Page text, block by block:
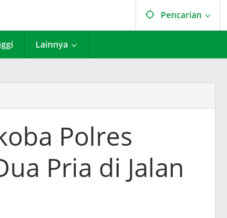
Pencarian
Lainnya
Polres
Pria di Jalan